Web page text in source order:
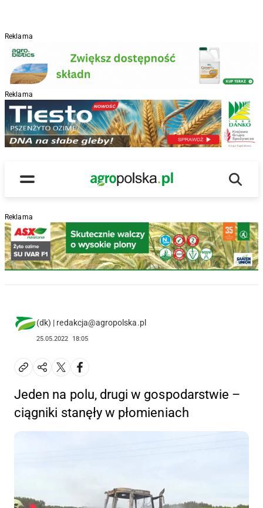
Reklama
Reklama
Menu
Main Logo
Reklama
(dk) | redakcja@agropolska.pl
25.05.2022 18:05
Jeden na polu, drugi w gospodarstwie –
ciągniki stanęły w płomieniach